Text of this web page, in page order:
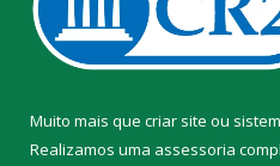
Muito mais que criar site ou
Realizamos uma assessoria